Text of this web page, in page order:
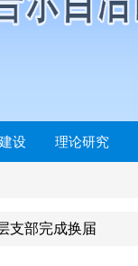
设 理论研究
支部完成换届